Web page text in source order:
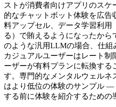
ストが消費者向けアプリのス
的なチャットボット体験を広
料アップセル、データ学習利用
る）で賄えるようになったから
のような汎用LLMの場合、仕組
カジュアルユーザーはレート
ーザーが有料プランに転換する
す。専門的なメンタルウェルネ
はより低位の体験のサンプル
する前に体験を紹介するための